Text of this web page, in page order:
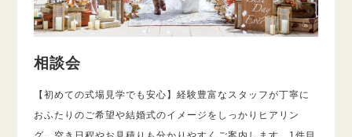
相談会
【初めての式場見学でも安心】経験豊富なスタッフが丁寧に
おふたりのご希望や結婚式のイメージをしっかりヒアリン